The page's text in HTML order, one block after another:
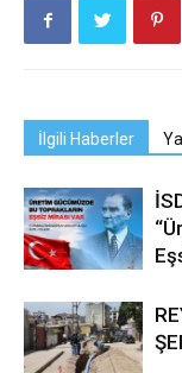
İlgili Haberler